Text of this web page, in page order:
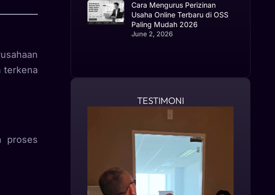
terkena
proses
Cara Mengurus Perizinan
Usaha Online Terbaru di OSS
Paling Mudah 2026
June 2, 2026
TESTIMONI